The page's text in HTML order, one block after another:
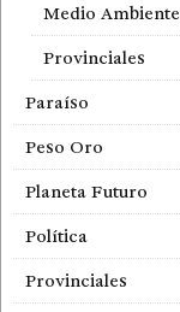
Medio Ambiente
Provinciales
Paraíso
Peso Oro
Planeta Futuro
Política
Provinciales